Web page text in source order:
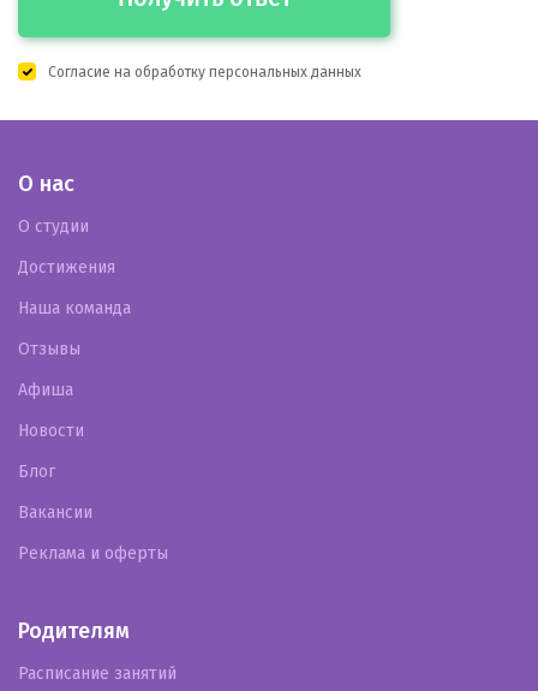
Согласие на обработку персональных данных
О нас
О студии
Достижения
Наша команда
Отзывы
Афиша
Новости
Блог
Вакансии
Реклама и оферты
Родителям
Расписание занятий